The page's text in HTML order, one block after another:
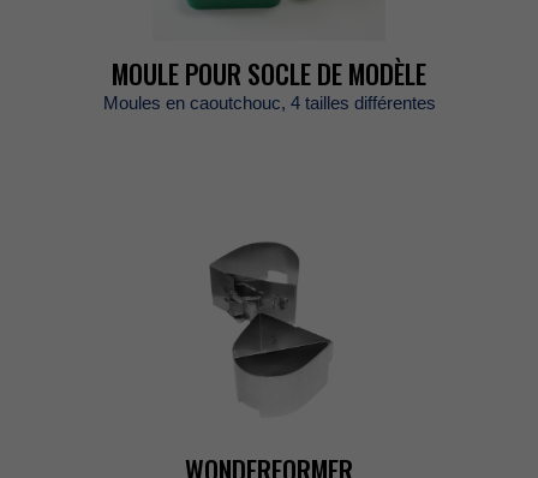
MOULEPOURSOCLEDEMODÈLE
Moulesencaoutchouc,4taillesdifférentes
WONDERFORMER